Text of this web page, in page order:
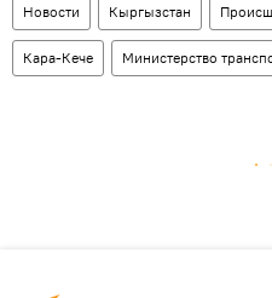
Новости Кыргызстан
Кара-Кече Министерство